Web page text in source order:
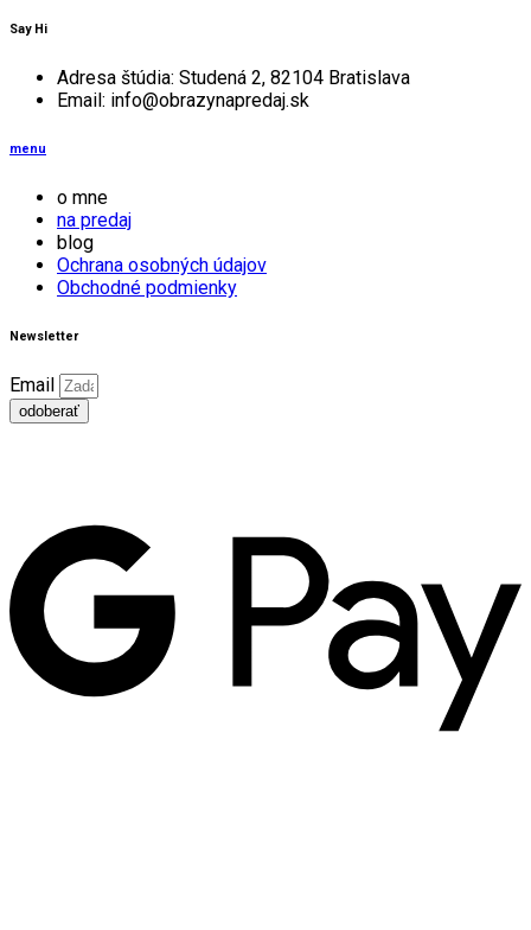
Say Hi
Adresa štúdia: Studená 2, 82104 Bratislava
Email: info@obrazynapredaj.sk
menu
o mne
na predaj
blog
Ochrana osobných údajov
Obchodné podmienky
Newsletter
Email
odoberať